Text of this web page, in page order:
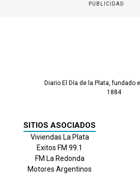
PUBLICIDAD
Diario El Día de la Plata, fundado
1884
SITIOS ASOCIADOS
Viviendas La Plata
Exitos FM 99.1
FM La Redonda
Motores Argentinos